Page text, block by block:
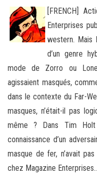
[FRENCH]
Enterprises
western. Mais
d’un genre
mode de Zorro ou
agissaient masqués,
dans le contexte du Far-
masques, n’était-il pas
même ? Dans Tim
connaissance d’un
masque de fer, n’avait
chez Magazine